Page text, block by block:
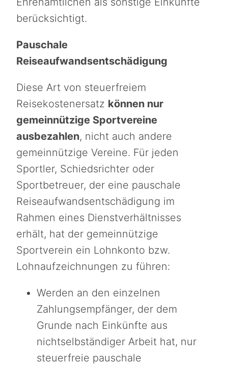
berücksichtigt.
Pauschale
Reiseaufwandsentschädigung
Diese Art von steuerfreiem
Reisekostenersatz können nur
gemeinnützige Sportvereine
ausbezahlen, nicht auch andere
gemeinnützige Vereine. Für jeden
Sportler, Schiedsrichter oder
Sportbetreuer, der eine pauschale
Reiseaufwandsentschädigung im
Rahmen eines Dienstverhältnisses
erhält, hat der gemeinnützige
Sportverein ein Lohnkonto bzw.
Lohnaufzeichnungen zu führen:
Werden an den einzelnen
Zahlungsempfänger, der dem
Grunde nach Einkünfte aus
nichtselbständiger Arbeit hat, nur
steuerfreie pauschale